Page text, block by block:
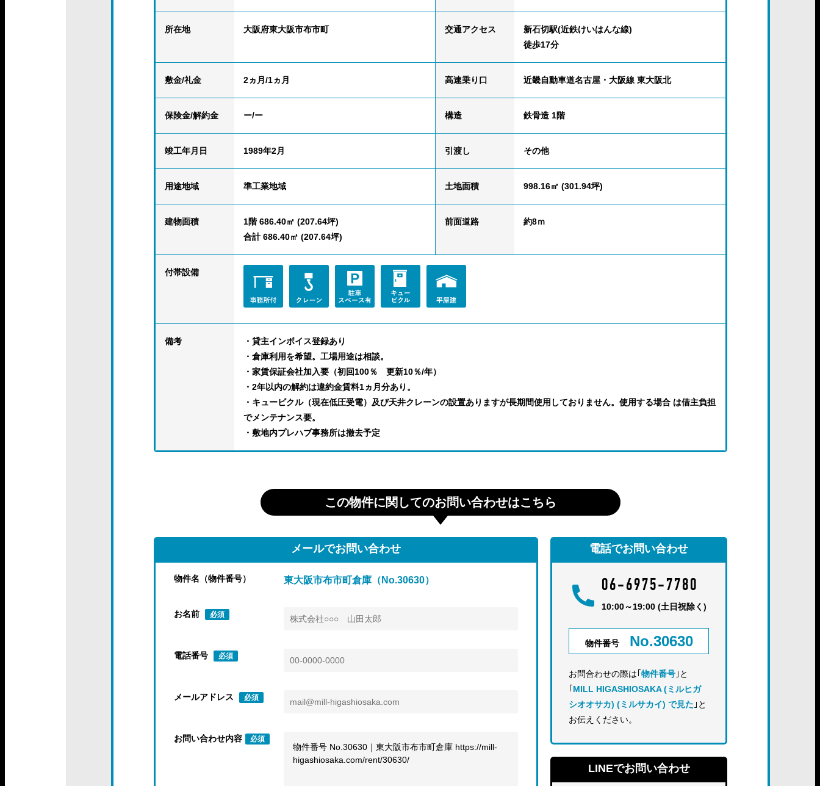
所在地 大阪府東大阪市布市町 交通アクセス
新石切駅(近鉄けいはんな線)
徒歩17分
敷金/礼金 2ヵ月/1ヵ月 高速乗り口 近畿自動車道名古屋・大阪線 東大阪北
保険金/解約金 ー/ー 構造 鉄骨造 1階
竣工年月日 1989年2月 引渡し その他
用途地域 準工業地域 土地面積 998.16㎡ (301.94坪)
建物面積
1階 686.40㎡ (207.64坪)
合計 686.40㎡ (207.64坪)
前面道路 約8ｍ
付帯設備
備考
・貸主インボイス登録あり
・倉庫利用を希望。工場用途は相談。
・家賃保証会社加入要（初回100％ 更新10％/年）
・2年以内の解約は違約金賃料1ヵ月分あり。
・キュービクル（現在低圧受電）及び天井クレーンの設置ありますが長期間使用しておりません。使用する場合 は借主負担
でメンテナンス要。
・敷地内プレハブ事務所は撤去予定
この物件に関してのお問い合わせはこちら
メールでお問い合わせ
物件名（物件番号） 東大阪市布市町倉庫（No.30630）
お名前 必須
電話番号 必須
メールアドレス 必須
お問い合わせ内容 必須
電話でお問い合わせ
06-6975-7780
10:00～19:00 (土日祝除く)
物件番号 No.30630
お問合わせの際は｢ 物件番号 ｣と
MILL HIGASHIOSAKA (ミルヒガ
シオオサカ) (ミルサカイ) で見た ｣と
お伝えください。
LINEでお問い合わせ